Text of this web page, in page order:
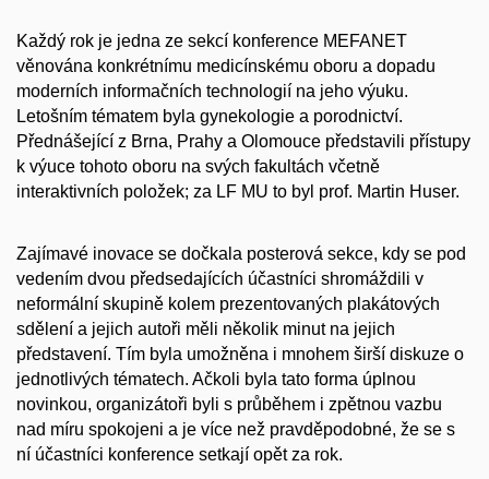
Každý rok je jedna ze sekcí konference MEFANET
věnována konkrétnímu medicínskému oboru a dopadu
moderních informačních technologií na jeho výuku.
Letošním tématem byla gynekologie a porodnictví.
Přednášející z Brna, Prahy a Olomouce představili přístupy
k výuce tohoto oboru na svých fakultách včetně
interaktivních položek; za LF MU to byl prof. Martin Huser.
Zajímavé inovace se dočkala posterová sekce, kdy se pod
vedením dvou předsedajících účastníci shromáždili v
neformální skupině kolem prezentovaných plakátových
sdělení a jejich autoři měli několik minut na jejich
představení. Tím byla umožněna i mnohem širší diskuze o
jednotlivých tématech. Ačkoli byla tato forma úplnou
novinkou, organizátoři byli s průběhem i zpětnou vazbu
nad míru spokojeni a je více než pravděpodobné, že se s
ní účastníci konference setkají opět za rok.